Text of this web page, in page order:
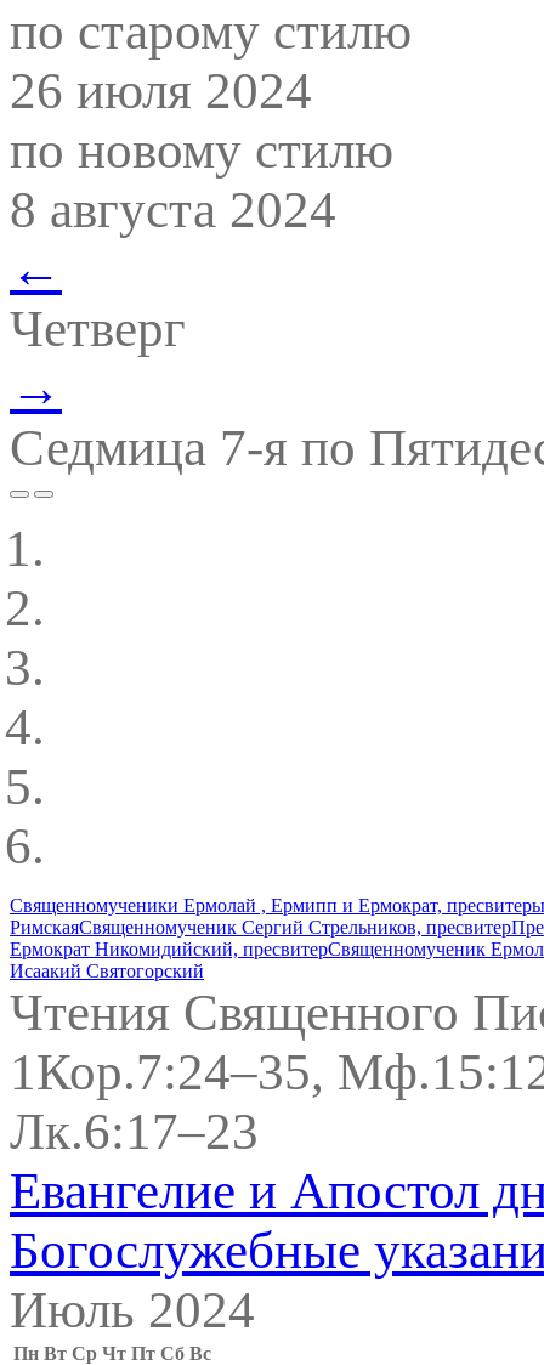
по старому стилю
26 июля 2024
по новому стилю
8 августа 2024
←
Четверг
→
Седмица 7-я по
Священномученики Ермолай , Ермипп и Ермократ, пресвитеры
РимскаяСвященномученик Сергий Стрельников, пресвитер
Ермократ Никомидийский, пресвитерСвященномученик
Исаакий Святогорский
Чтения Священного
1Кор.7:24–35,
Лк.6:17–23
Евангелие и Апостол
Богослужебные
Июль 2024
Пн Вт Ср Чт Пт Сб Вс